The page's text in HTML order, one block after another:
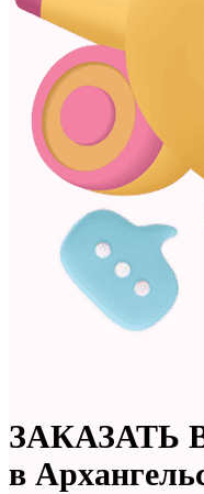
ЗАКАЗАТЬ
в